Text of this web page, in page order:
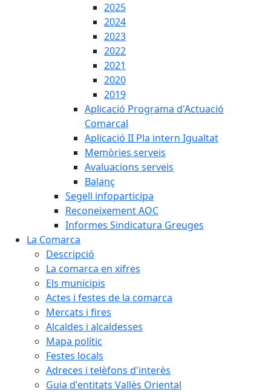
2025
2024
2023
2022
2021
2020
2019
Aplicació Programa d'Actuació
Comarcal
Aplicació II Pla intern Igualtat
Memòries serveis
Avaluacions serveis
Balanç
Segell infoparticipa
Reconeixement AOC
Informes Sindicatura Greuges
La Comarca
Descripció
La comarca en xifres
Els municipis
Actes i festes de la comarca
Mercats i fires
Alcaldes i alcaldesses
Mapa polític
Festes locals
Adreces i telèfons d'interès
Guia d'entitats Vallès Oriental